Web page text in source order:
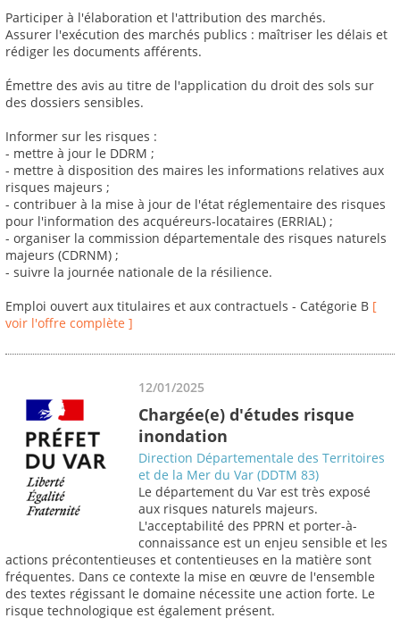
Participer à l'élaboration et l'attribution des marchés.
Assurer l'exécution des marchés publics : maîtriser les délais et
rédiger les documents afférents.
Émettre des avis au titre de l'application du droit des sols sur
des dossiers sensibles.
Informer sur les risques :
- mettre à jour le DDRM ;
- mettre à disposition des maires les informations relatives aux
risques majeurs ;
- contribuer à la mise à jour de l'état réglementaire des risques
pour l'information des acquéreurs-locataires (ERRIAL) ;
- organiser la commission départementale des risques naturels
majeurs (CDRNM) ;
- suivre la journée nationale de la résilience.
Emploi ouvert aux titulaires et aux contractuels - Catégorie B [
voir l'offre complète ]
12/01/2025
Chargée(e) d'études risque
inondation
Direction Départementale des Territoires
et de la Mer du Var (DDTM 83)
Le département du Var est très exposé
aux risques naturels majeurs.
L'acceptabilité des PPRN et porter-à-
connaissance est un enjeu sensible et les
actions précontentieuses et contentieuses en la matière sont
fréquentes. Dans ce contexte la mise en œuvre de l'ensemble
des textes régissant le domaine nécessite une action forte. Le
risque technologique est également présent.